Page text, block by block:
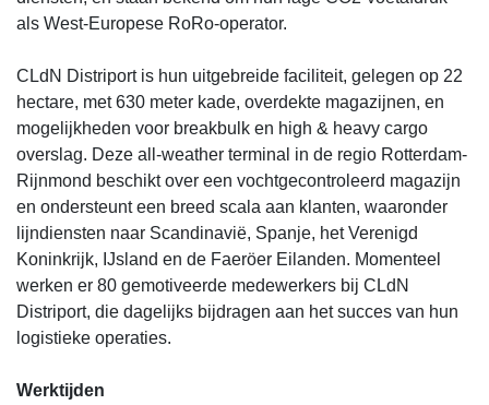
als West-Europese RoRo-operator.
CLdN Distriport is hun uitgebreide faciliteit, gelegen op 22
hectare, met 630 meter kade, overdekte magazijnen, en
mogelijkheden voor breakbulk en high & heavy cargo
overslag. Deze all-weather terminal in de regio Rotterdam-
Rijnmond beschikt over een vochtgecontroleerd magazijn
en ondersteunt een breed scala aan klanten, waaronder
lijndiensten naar Scandinavië, Spanje, het Verenigd
Koninkrijk, IJsland en de Faeröer Eilanden. Momenteel
werken er 80 gemotiveerde medewerkers bij CLdN
Distriport, die dagelijks bijdragen aan het succes van hun
logistieke operaties.
Werktijden